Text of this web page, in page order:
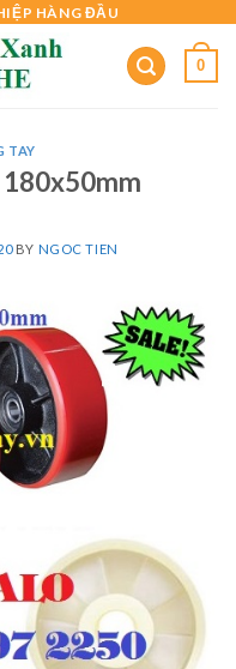
HÀNG ĐẦU
0
TAY
180x50mm
BY NGOC TIEN